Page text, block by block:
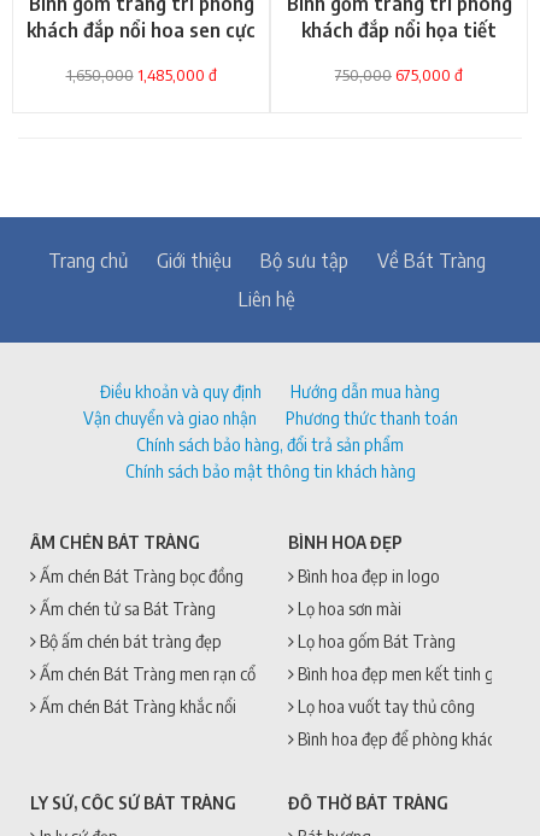
khách đắp nổi hoa sen cực
1,650,0001,485,000 đ
khách đắp nổi họa tiết
750,000 675,000 đ
Trang chủ Giới thiệu Bộ sưu tập
Về Bát Tràng
Liên hệ
Điều khoản và quy định
Hướng dẫn mua hàng
Vận chuyển và giao nhận
Phương thức thanh toán
Chính sách bảo hàng, đổi trả sản phẩm
Chính sách bảo mật thông tin khách hàng
ẤM CHÉN BÁT TRÀNG
Ấm chén Bát Tràng bọc đồng
Ấm chén tử sa Bát Tràng
Bộ ấm chén bát tràng đẹp
Ấm chén Bát Tràng men rạn cổ
Ấm chén Bát Tràng khắc nổi
BÌNH HOA ĐẸP
Bình hoa đẹp in logo
Lọ hoa sơn mài
Lọ hoa gốm Bát Tràng
Bình hoa đẹp men kết tinh gốm
Lọ hoa vuốt tay thủ công
Bình hoa đẹp để phòng khách
LY SỨ, CỐC SỨ BÁT TRÀNG
ĐỒ THỜ BÁT TRÀNG